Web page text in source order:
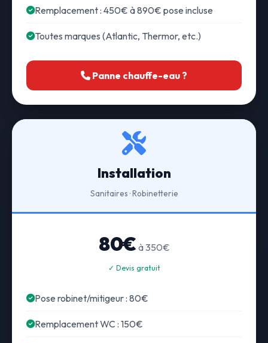
Remplacement : 450€ à 890€ pose incluse
Toutes marques (Atlantic, Thermor, etc.)
Panne chauffe-eau ?
Installation
Sanitaires · Robinetterie
80€ à 350€
✓ Devis gratuit
Pose robinet/mitigeur : 80€
Remplacement WC : 150€